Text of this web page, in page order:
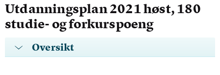
Utdanningsplan 2021 høst, 180
studie- og forkurspoeng
Oversikt